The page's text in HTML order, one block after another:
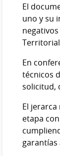
El
uno y su
En
técnicos
solicitud,
El
etapa
garantías